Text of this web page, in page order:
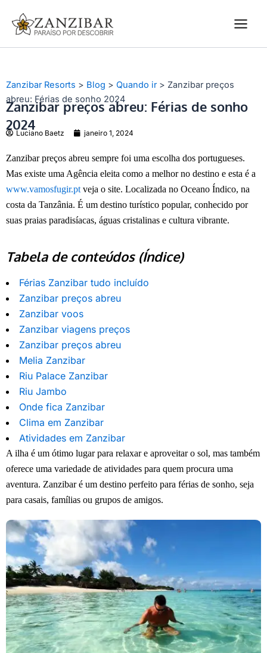
para
conteúdo
Zanzibar Resorts > Blog > Quando ir> Zanzibar preços
abreu: Férias de sonho 2024
Zanzibar preços abreu: Férias de sonho
2024
Luciano Baetz janeiro 1, 2024
Zanzibar preços abreu sempre foi uma escolha dos portugueses.
Mas existe uma Agência eleita como a melhor no destino e esta é a
www.vamosfugir.pt veja o site. Localizada no Oceano Índico, na
costa da Tanzânia. É um destino turístico popular, conhecido por
suas praias paradisíacas, águas cristalinas e cultura vibrante.
Tabela de conteúdos (Índice)
Férias Zanzibar tudo incluído
Zanzibar preços abreu
Zanzibar voos
Zanzibar viagens preços
Zanzibar preços abreu
Melia Zanzibar
Riu Palace Zanzibar
Riu Jambo
Onde fica Zanzibar
Clima em Zanzibar
Atividades em Zanzibar
A ilha é um ótimo lugar para relaxar e aproveitar o sol, mas também
oferece uma variedade de atividades para quem procura uma
aventura. Zanzibar é um destino perfeito para férias de sonho, seja
para casais, famílias ou grupos de amigos.